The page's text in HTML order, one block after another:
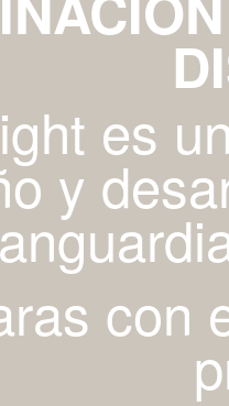
es
y
con